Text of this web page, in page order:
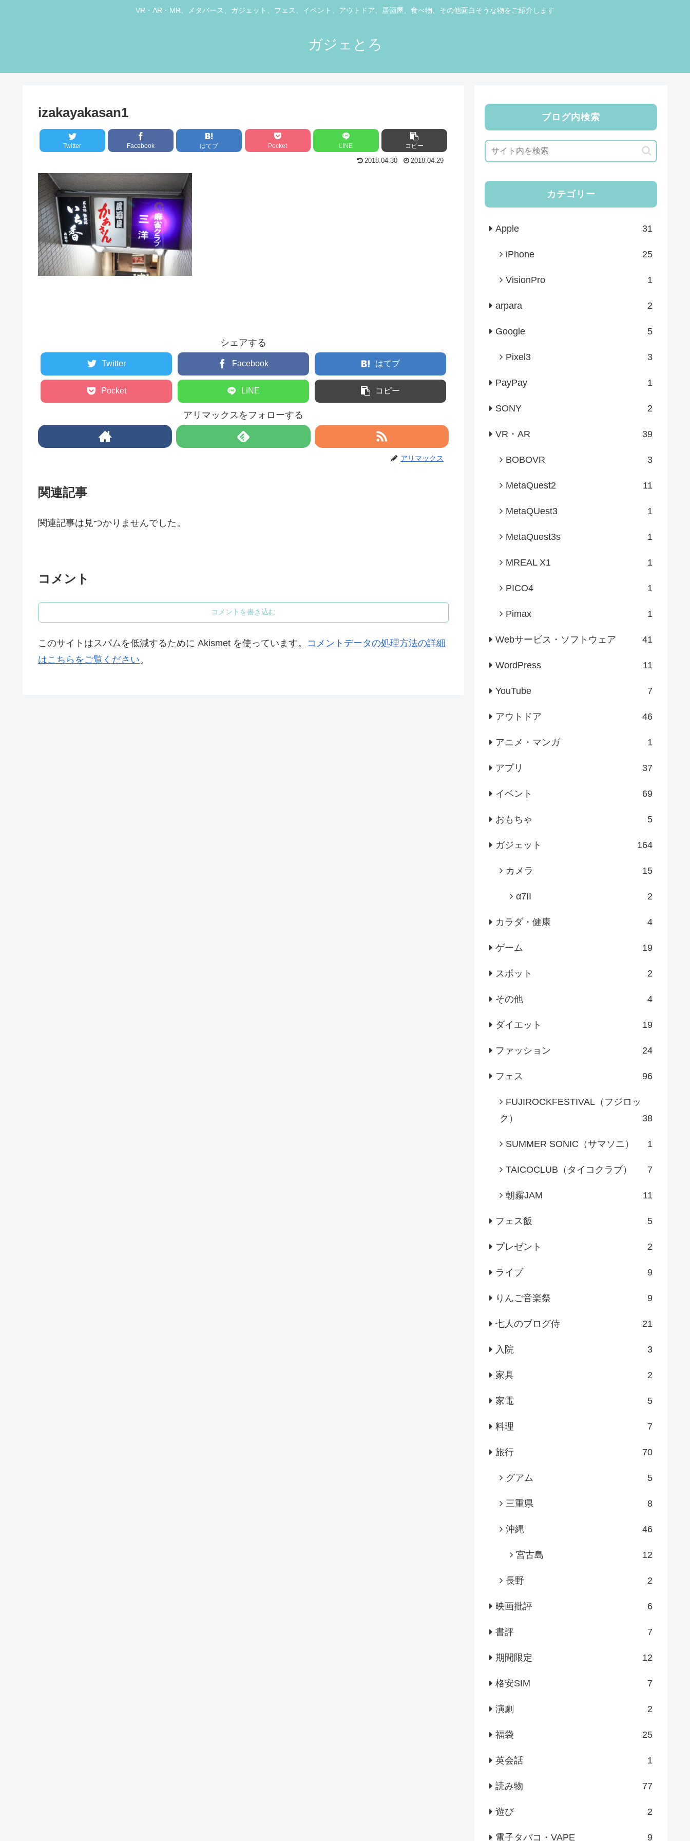
VR・AR・MR、メタバース、ガジェット、フェス、イベント、アウトドア、居酒屋、食べ物、その他面白そうな物をご紹介します
ガジェとろ
izakayakasan1
Twitter Facebook はてブ Pocket LINE コピー
2018.04.30 2018.04.29
シェアする
Twitter Facebook はてブ
Pocket LINE コピー
アリマックスをフォローする
アリマックス
関連記事
関連記事は見つかりませんでした。
コメント
コメントを書き込む
このサイトはスパムを低減するために Akismet を使っています。 コメントデータの処理方法の詳細
はこちらをご覧ください。
ブログ内検索
カテゴリー
Apple 31
iPhone 25
VisionPro 1
arpara 2
Google 5
Pixel3 3
PayPay 1
SONY 2
VR・AR 39
BOBOVR 3
MetaQuest2 11
MetaQUest3 1
MetaQuest3s 1
MREAL X1 1
PICO4 1
Pimax 1
Webサービス・ソフトウェア 41
WordPress 11
YouTube 7
アウトドア 46
アニメ・マンガ 1
アプリ 37
イベント 69
おもちゃ 5
ガジェット 164
カメラ 15
α7II 2
カラダ・健康 4
ゲーム 19
スポット 2
その他 4
ダイエット 19
ファッション 24
フェス 96
FUJIROCKFESTIVAL（フジロッ
ク）
38
SUMMER SONIC（サマソニ） 1
TAICOCLUB（タイコクラブ） 7
朝霧JAM 11
フェス飯 5
プレゼント 2
ライブ 9
りんご音楽祭 9
七人のブログ侍 21
入院 3
家具 2
家電 5
料理 7
旅行 70
グアム 5
三重県 8
沖縄 46
宮古島 12
長野 2
映画批評 6
書評 7
期間限定 12
格安SIM 7
演劇 2
福袋 25
英会話 1
読み物 77
遊び 2
電子タバコ・VAPE 9